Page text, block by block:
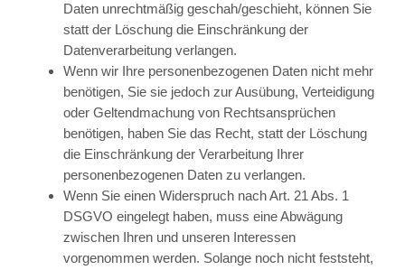
Daten unrechtmäßig geschah/geschieht, können Sie
statt der Löschung die Einschränkung der
Datenverarbeitung verlangen.
Wenn wir Ihre personenbezogenen Daten nicht mehr
benötigen, Sie sie jedoch zur Ausübung, Verteidigung
oder Geltendmachung von Rechtsansprüchen
benötigen, haben Sie das Recht, statt der Löschung
die Einschränkung der Verarbeitung Ihrer
personenbezogenen Daten zu verlangen.
Wenn Sie einen Widerspruch nach Art. 21 Abs. 1
DSGVO eingelegt haben, muss eine Abwägung
zwischen Ihren und unseren Interessen
vorgenommen werden. Solange noch nicht feststeht,